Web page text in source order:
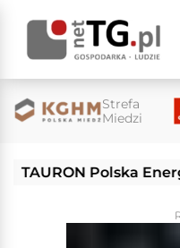
Strefa
Miedzi
Polska Energia